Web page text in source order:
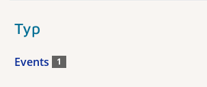
Typ
Events 1